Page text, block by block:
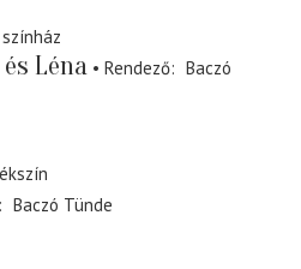
Léna Rendező
Baczó
Baczó Tünde